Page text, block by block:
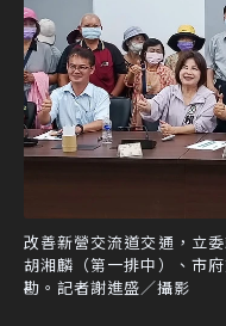
改善新營交流道交通，立
胡湘麟（第一排中）、市
勘。記者謝進盛／攝影